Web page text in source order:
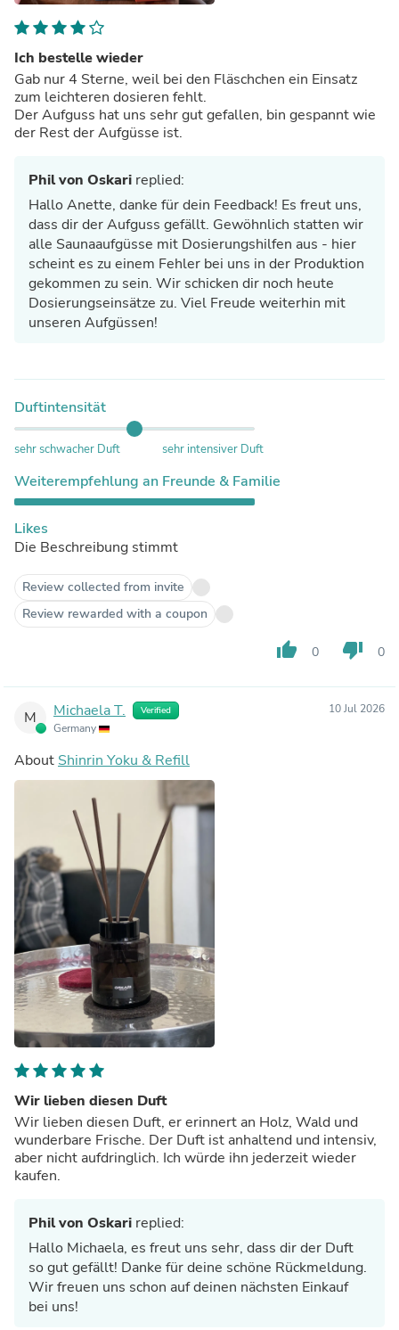
Ich bestelle wieder
Gab nur 4 Sterne, weil bei den Fläschchen ein Einsatz
zum leichteren dosieren fehlt.
Der Aufguss hat uns sehr gut gefallen, bin gespannt wie
der Rest der Aufgüsse ist.
Phil von Oskari replied:
Hallo Anette, danke für dein Feedback! Es freut uns,
dass dir der Aufguss gefällt. Gewöhnlich statten wir
alle Saunaaufgüsse mit Dosierungshilfen aus - hier
scheint es zu einem Fehler bei uns in der Produktion
gekommen zu sein. Wir schicken dir noch heute
Dosierungseinsätze zu. Viel Freude weiterhin mit
unseren Aufgüssen!
Duftintensität
sehr schwacher Duft sehr intensiver Duft
Weiterempfehlung an Freunde & Familie
Likes
Die Beschreibung stimmt
Review collected from invite
Review rewarded with a coupon
thumb_up 0 thumb_down 0
M Michaela T. Verified
Germany
10 Jul 2026
About Shinrin Yoku & Refill
Wir lieben diesen Duft
Wir lieben diesen Duft, er erinnert an Holz, Wald und
wunderbare Frische. Der Duft ist anhaltend und intensiv,
aber nicht aufdringlich. Ich würde ihn jederzeit wieder
kaufen.
Phil von Oskari replied:
Hallo Michaela, es freut uns sehr, dass dir der Duft
so gut gefällt! Danke für deine schöne Rückmeldung.
Wir freuen uns schon auf deinen nächsten Einkauf
bei uns!